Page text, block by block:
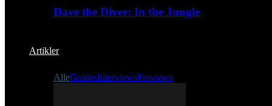
Dave the Diver: In the Jungle
Artikler
AlleGuidesInterviewsPreviews